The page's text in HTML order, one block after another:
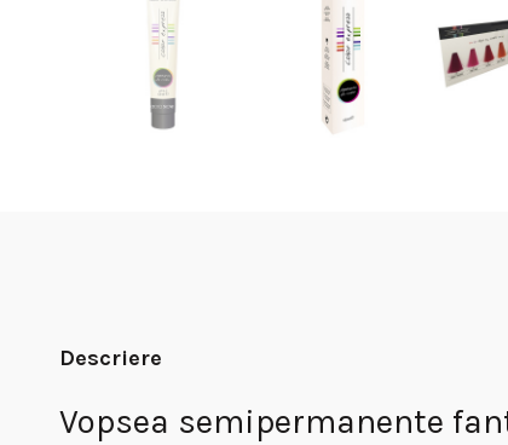
Descriere
Vopsea semipermanente